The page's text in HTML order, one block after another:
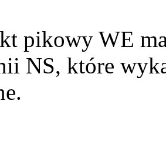
pikowy WE
NS, które